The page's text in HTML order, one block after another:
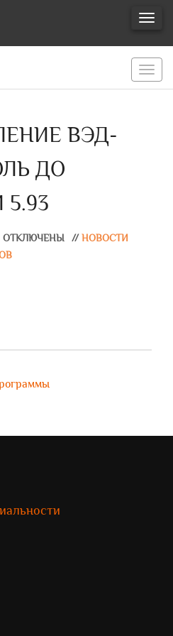
ВЭД-
ДО
ОТКЛЮЧЕНЫ // НОВОСТИ